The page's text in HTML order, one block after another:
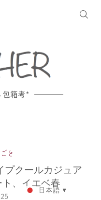
包箱考*
と
プクールカジュア
、イエベ春
日本語 ▼